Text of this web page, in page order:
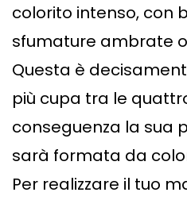
colorito intenso, con
sfumature ambrate
Questa è
più cupa tra le
conseguenza la sua
sarà formata da
Per realizzare il tuo